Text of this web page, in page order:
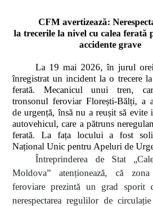
CFM avertizează:
la trecerile la nivel cu calea ferată
accidente grave
La 19 mai 2026, în jurul
înregistrat un incident la o trecere
ferată. Mecanicul unui tren,
tronsonul feroviar Florești-Bălți, a
de urgență, însă nu a reușit să evite
autovehicul, care a pătruns
ferată. La fața locului a fost
Național Unic pentru Apeluri de
Întreprinderea de Stat
Moldova” atenționează, că
feroviare prezintă un grad sporit
nerespectarea regulilor de